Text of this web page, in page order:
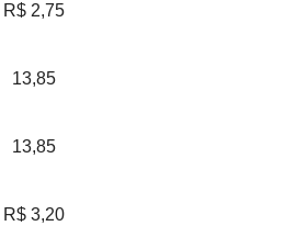
R$ 2,75
13,85
13,85
R$ 3,20